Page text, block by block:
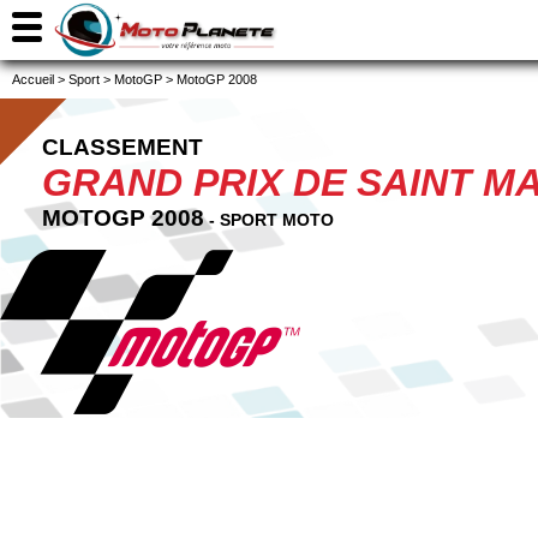
Accueil > Sport > MotoGP > MotoGP 2008
CLASSEMENT
GRAND PRIX DE SAINT
MOTOGP 2008- SPORT MOTO